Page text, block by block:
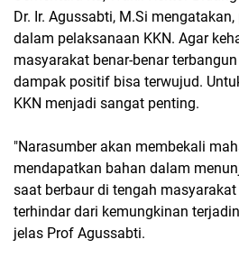
Dr. Ir. Agussabti, M.Si
dalam pelaksanaan KKN. Agar
masyarakat benar-benar
dampak positif bisa terwujud.
KKN menjadi sangat penting.
"Narasumber akan membekali
mendapatkan bahan dalam
saat berbaur di tengah
terhindar dari kemungkinan
jelas Prof Agussabti.